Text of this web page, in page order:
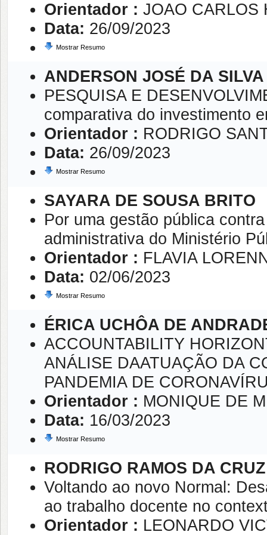
Orientador : JOAO CARLOS
Data: 26/09/2023
Mostrar Resumo
ANDERSON JOSÉ DA SILVA
PESQUISA E
comparativa do investimento
Orientador : RODRIGO
Data: 26/09/2023
Mostrar Resumo
SAYARA DE SOUSA BRITO
Por uma gestão pública
administrativa do Ministério
Orientador : FLAVIA
Data: 02/06/2023
Mostrar Resumo
ÉRICA UCHÔA DE
ACCOUNTABILITY
ANÁLISE DAATUAÇÃO DA
PANDEMIA DE
Orientador : MONIQUE DE
Data: 16/03/2023
Mostrar Resumo
RODRIGO RAMOS DA CRUZ
Voltando ao novo Normal:
ao trabalho docente no
Orientador : LEONARDO